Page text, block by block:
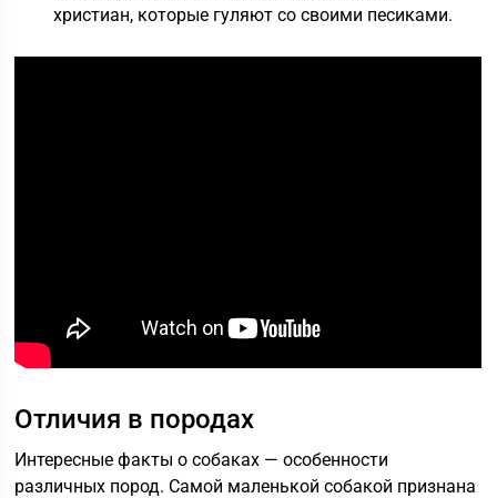
христиан, которые гуляют со своими песиками.
Отличия в породах
Интересные факты о собаках — особенности
различных пород. Самой маленькой собакой признана